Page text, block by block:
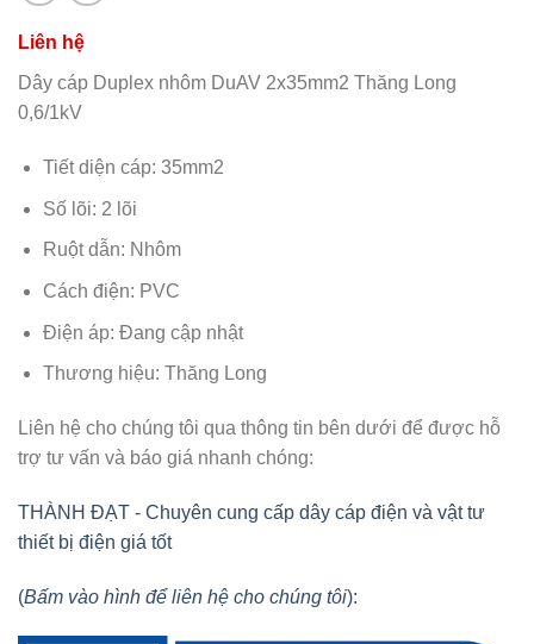
Dây cáp Duplex nhôm DuAV 2x35mm2 Thăng Long
0,6/1kV
Tiết diện cáp: 35mm2
Số lõi: 2 lõi
Ruột dẫn: Nhôm
Cách điện: PVC
Điện áp: Đang cập nhật
Thương hiệu: Thăng Long
Liên hệ cho chúng tôi qua thông tin bên dưới để được hỗ
trợ tư vấn và báo giá nhanh chóng:
THÀNH ĐẠT - Chuyên cung cấp dây cáp điện và vật tư
thiết bị điện giá tốt
(Bấm vào hình để liên hệ cho chúng tôi):